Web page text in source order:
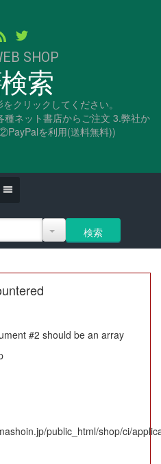
SHOP
索
クリックしてください。
ネット書店からご注文 3.弊社か
を利用(送料無料))
#2 should be an array
public_html/shop/ci/